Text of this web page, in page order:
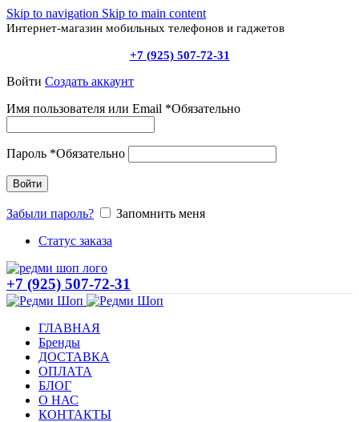
Skip to navigation Skip to main content
Интернет-магазин мобильных телефонов и гаджетов
+7 (925) 507-72-31
Войти Создать аккаунт
Имя пользователя или Email *Обязательно
Пароль *Обязательно
Войти
Забыли пароль?
Запомнить меня
Статус заказа
+7 (925) 507-72-31
ГЛАВНАЯ
Бренды
ДОСТАВКА
ОПЛАТА
БЛОГ
О НАС
КОНТАКТЫ